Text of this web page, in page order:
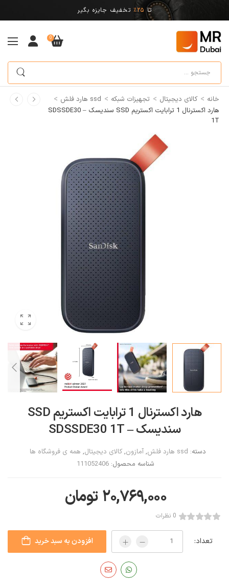
تا 25% تخفیف جایزه بگیر
0
خانه > کالای دیجیتال > تجهیزات شبکه > ssd هارد فلش >
هارد اکسترنال 1 ترابایت اکستریم SSD سندیسک – SDSSDE30
1T
هارد اکسترنال 1 ترابایت اکستریم SSD
سندیسک – SDSSDE30 1T
دسته: ssd هارد فلش , آمازون,کالای دیجیتال, همه ی فروشگاه ها
شناسه محصول:111052406
۲۰,۷۶۹,۰۰۰ تومان
0 نظرات
تعداد: افزودن به سبد خرید